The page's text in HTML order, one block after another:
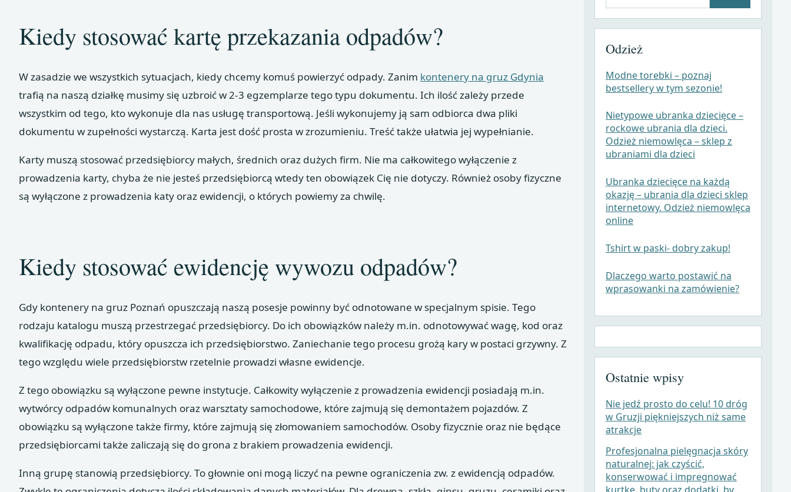
Kiedy stosować kartę przekazania odpadów?
W zasadzie we wszystkich sytuacjach, kiedy chcemy komuś powierzyć odpady. Zanim kontenery na gruz Gdynia
trafią na naszą działkę musimy się uzbroić w 2-3 egzemplarze tego typu dokumentu. Ich ilość zależy przede
wszystkim od tego, kto wykonuje dla nas usługę transportową. Jeśli wykonujemy ją sam odbiorca dwa pliki
dokumentu w zupełności wystarczą. Karta jest dość prosta w zrozumieniu. Treść także ułatwia jej wypełnianie.
Karty muszą stosować przedsiębiorcy małych, średnich oraz dużych firm. Nie ma całkowitego wyłączenie z
prowadzenia karty, chyba że nie jesteś przedsiębiorcą wtedy ten obowiązek Cię nie dotyczy. Również osoby fizyczne
są wyłączone z prowadzenia katy oraz ewidencji, o których powiemy za chwilę.
Kiedy stosować ewidencję wywozu odpadów?
Gdy kontenery na gruz Poznań opuszczają naszą posesje powinny być odnotowane w specjalnym spisie. Tego
rodzaju katalogu muszą przestrzegać przedsiębiorcy. Do ich obowiązków należy m.in. odnotowywać wagę, kod oraz
kwalifikację odpadu, który opuszcza ich przedsiębiorstwo. Zaniechanie tego procesu grożą kary w postaci grzywny. Z
tego względu wiele przedsiębiorstw rzetelnie prowadzi własne ewidencje.
Z tego obowiązku są wyłączone pewne instytucje. Całkowity wyłączenie z prowadzenia ewidencji posiadają m.in.
wytwórcy odpadów komunalnych oraz warsztaty samochodowe, które zajmują się demontażem pojazdów. Z
obowiązku są wyłączone także firmy, które zajmują się złomowaniem samochodów. Osoby fizycznie oraz nie będące
przedsiębiorcami także zaliczają się do grona z brakiem prowadzenia ewidencji.
Inną grupę stanowią przedsiębiorcy. To głownie oni mogą liczyć na pewne ograniczenia zw. z ewidencją odpadów.
Odzież
Modne torebki – poznaj
bestsellery w tym sezonie!
Nietypowe ubranka dziecięce –
rockowe ubrania dla dzieci.
Odzież niemowlęca – sklep z
ubraniami dla dzieci
Ubranka dziecięce na każdą
okazję – ubrania dla dzieci sklep
internetowy. Odzież niemowlęca
online
Tshirt w paski- dobry zakup!
Dlaczego warto postawić na
wprasowanki na zamówienie?
Ostatnie wpisy
Nie jedź prosto do celu! 10 dróg
w Gruzji piękniejszych niż same
atrakcje
Profesjonalna pielęgnacja skóry
naturalnej: jak czyścić,
konserwować i impregnować